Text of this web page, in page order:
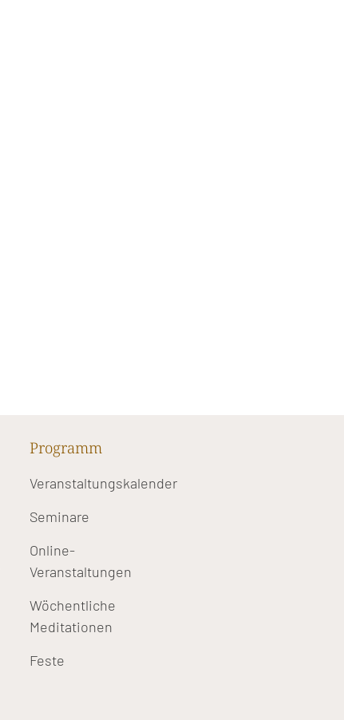
Programm
Veranstaltungskalender
Seminare
Online-
Veranstaltungen
Wöchentliche
Meditationen
Feste